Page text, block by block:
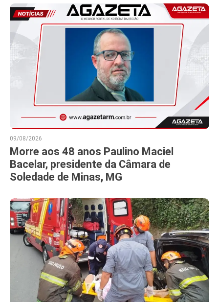
09/08/2026
Morre aos 48 anos Paulino Maciel
Bacelar, presidente da Câmara de
Soledade de Minas, MG